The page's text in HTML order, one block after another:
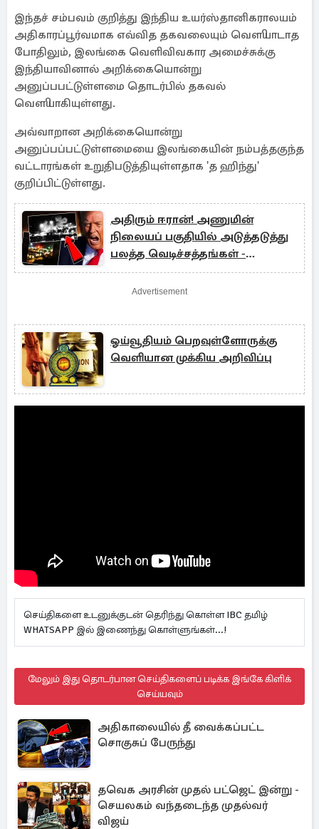
இந்தச் சம்பவம் குறித்து இந்திய உயர்ஸ்தானிகராலயம்
அதிகாரப்பூர்வமாக எவ்வித தகவலையும் வௌியாடாத
போதிலும், இலங்கை வெளிவிவகார அமைச்சுக்கு
இந்தியாவினால் அறிக்கையொன்று
அனுப்பபட்டுள்ளமை தொடர்பில் தகவல்
வௌியாகியுள்ளது.
அவ்வாறான அறிக்கையொன்று
அனுப்பப்பட்டுள்ளமையை இலங்கையின் நம்பத்தகுந்த
வட்டாரங்கள் உறுதிபடுத்தியுள்ளதாக 'த ஹிந்து'
குறிப்பிட்டுள்ளது.
அதிரும் ஈரான்! அணுமின்
நிலையப் பகுதியில் அடுத்தடுத்து
பலத்த வெடிச்சத்தங்கள் -
அமெரிக்கா தீவிர தாக்குதல்
Advertisement
ஓய்வூதியம் பெறவுள்ளோருக்கு
வெளியான முக்கிய அறிவிப்பு
செய்திகளை உடனுக்குடன் தெரிந்து கொள்ள IBC தமிழ்
WHATSAPP இல் இணைந்து கொள்ளுங்கள்...!
மேலும் இது தொடர்பான செய்திகளைப் படிக்க இங்கே கிளிக்
செய்யவும்
அதிகாலையில் தீ வைக்கப்பட்ட
சொகுசுப் பேருந்து
தவெக அரசின் முதல் பட்ஜெட் இன்று -
செயலகம் வந்தடைந்த முதல்வர்
விஜய்